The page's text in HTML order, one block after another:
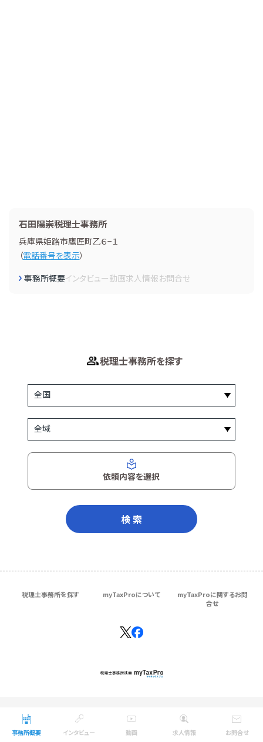
事務所概要 インタビュー 動画 求人情報 お問合せ
石田陽崇税理士事務所
兵庫県姫路市鷹匠町乙６−１
（電話番号を表示）
事務所概要インタビュー動画求人情報お問合せ
税理士事務所を探す
依頼内容を選択
検 索
税理士事務所を探す myTaxProについて
myTaxProに関するお問
合せ
Copyright © ＴＫＣ Corporation
All Rights Reserved.